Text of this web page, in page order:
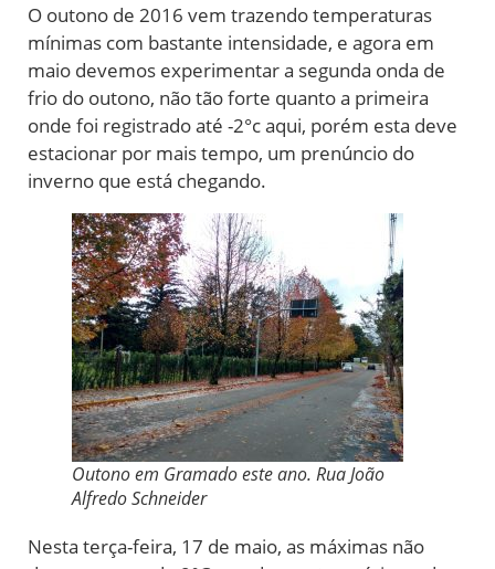
O outono de 2016 vem trazendo temperaturas
mínimas com bastante intensidade, e agora em
maio devemos experimentar a segunda onda de
frio do outono, não tão forte quanto a primeira
onde foi registrado até -2°c aqui, porém esta deve
estacionar por mais tempo, um prenúncio do
inverno que está chegando.
Outono em Gramado este ano. Rua João
Alfredo Schneider
Nesta terça-feira, 17 de maio, as máximas não